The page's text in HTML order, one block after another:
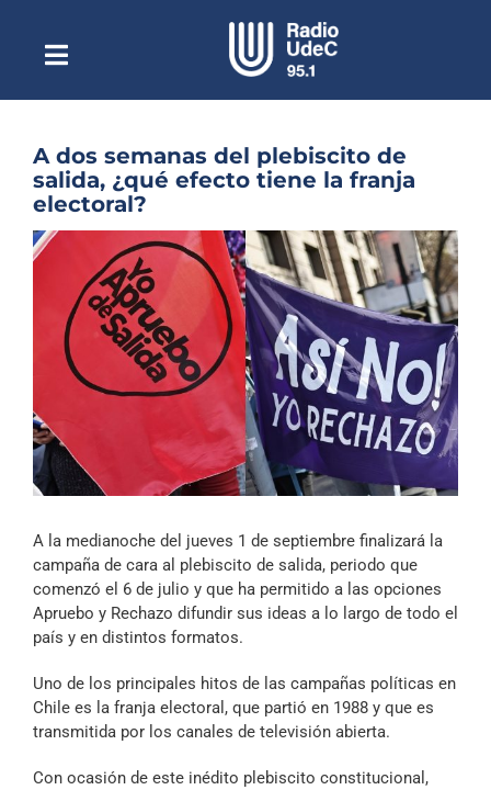
contenidoToggle
NavigationEscuchar Radio UdeC en vivo
Quiénes Somos
Programación
Podcast
Noticias
Reportajes
Columnas
Música Clásica
Especiales
A dos semanas del plebiscito de
salida, ¿qué efecto tiene la franja
electoral?
Ver
imagen
grande
A la medianoche del jueves 1 de septiembre finalizará la
campaña de cara al plebiscito de salida, periodo que
comenzó el 6 de julio y que ha permitido a las opciones
Apruebo y Rechazo difundir sus ideas a lo largo de todo el
país y en distintos formatos.
Uno de los principales hitos de las campañas políticas en
Chile es la franja electoral, que partió en 1988 y que es
transmitida por los canales de televisión abierta.
Con ocasión de este inédito plebiscito constitucional,